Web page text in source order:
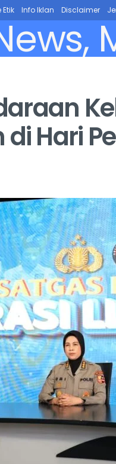
Etik Info Iklan Disclaimer
di Hari